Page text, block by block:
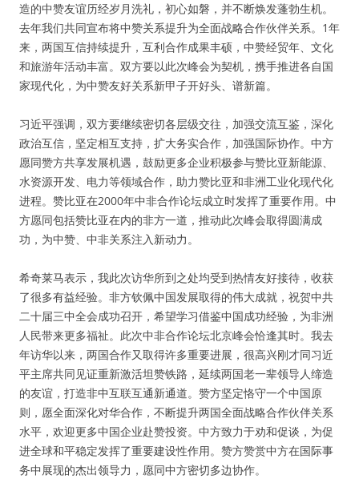
造的中赞友谊历经岁月洗礼，初心如磐，并不断焕发蓬勃生机。
去年我们共同宣布将中赞关系提升为全面战略合作伙伴关系。1年
来，两国互信持续提升，互利合作成果丰硕，中赞经贸年、文化
和旅游年活动丰富。双方要以此次峰会为契机，携手推进各自国
家现代化，为中赞友好关系新甲子开好头、谱新篇。
习近平强调，双方要继续密切各层级交往，加强交流互鉴，深化
政治互信，坚定相互支持，扩大务实合作，加强国际协作。中方
愿同赞方共享发展机遇，鼓励更多企业积极参与赞比亚新能源、
水资源开发、电力等领域合作，助力赞比亚和非洲工业化现代化
进程。赞比亚在2000年中非合作论坛成立时发挥了重要作用。中
方愿同包括赞比亚在内的非方一道，推动此次峰会取得圆满成
功，为中赞、中非关系注入新动力。
希奇莱马表示，我此次访华所到之处均受到热情友好接待，收获
了很多有益经验。非方钦佩中国发展取得的伟大成就，祝贺中共
二十届三中全会成功召开，希望学习借鉴中国成功经验，为非洲
人民带来更多福祉。此次中非合作论坛北京峰会恰逢其时。我去
年访华以来，两国合作又取得许多重要进展，很高兴刚才同习近
平主席共同见证重新激活坦赞铁路，延续两国老一辈领导人缔造
的友谊，打造非中互联互通新通道。赞方坚定恪守一个中国原
则，愿全面深化对华合作，不断提升两国全面战略合作伙伴关系
水平，欢迎更多中国企业赴赞投资。中方致力于劝和促谈，为促
进全球和平稳定发挥了重要建设性作用。赞方赞赏中方在国际事
务中展现的杰出领导力，愿同中方密切多边协作。